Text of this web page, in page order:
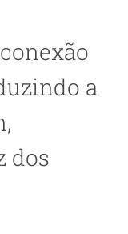
a
dos